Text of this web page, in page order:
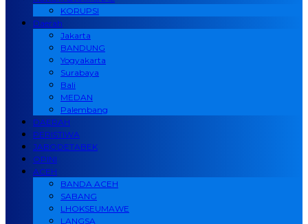
KORUPSI
Daerah
Jakarta
BANDUNG
Yogyakarta
Surabaya
Bali
MEDAN
Palembang
DAERAH
PERISTIWA
JABODETABEK
OPINI
ACEH
BANDA ACEH
SABANG
LHOKSEUMAWE
LANGSA